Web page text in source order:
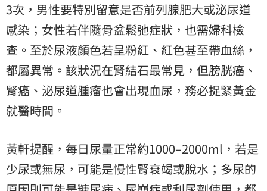
3次，男性要特別留意是否前列腺肥大或泌尿道
感染；女性若伴隨骨盆鬆弛症狀，也需婦科檢
查。至於尿液顏色若呈粉紅、紅色甚至帶血絲，
都屬異常。該狀況在腎結石最常見，但膀胱癌、
腎癌、泌尿道腫瘤也會出現血尿，務必捉緊黃金
就醫時間。
黃軒提醒，每日尿量正常約1000–2000ml，若是
少尿或無尿，可能是慢性腎衰竭或脫水；多尿的